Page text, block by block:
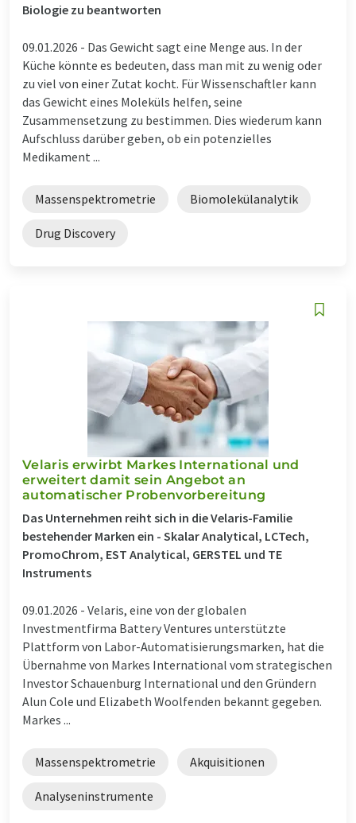
Biologie zu beantworten
09.01.2026 - Das Gewicht sagt eine Menge aus. In der
Küche könnte es bedeuten, dass man mit zu wenig oder
zu viel von einer Zutat kocht. Für Wissenschaftler kann
das Gewicht eines Moleküls helfen, seine
Zusammensetzung zu bestimmen. Dies wiederum kann
Aufschluss darüber geben, ob ein potenzielles
Medikament ...
Massenspektrometrie Biomolekülanalytik
Drug Discovery
Velaris erwirbt Markes International und
erweitert damit sein Angebot an
automatischer Probenvorbereitung
Das Unternehmen reiht sich in die Velaris-Familie
bestehender Marken ein - Skalar Analytical, LCTech,
PromoChrom, EST Analytical, GERSTEL und TE
Instruments
09.01.2026 - Velaris, eine von der globalen
Investmentfirma Battery Ventures unterstützte
Plattform von Labor-Automatisierungsmarken, hat die
Übernahme von Markes International vom strategischen
Investor Schauenburg International und den Gründern
Alun Cole und Elizabeth Woolfenden bekannt gegeben.
Markes ...
Massenspektrometrie Akquisitionen
Analyseninstrumente